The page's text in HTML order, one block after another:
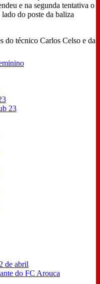
23
e na segunda tentativa o
do poste da baliza
do técnico Carlos Celso e da
de abril
do FC Arouca